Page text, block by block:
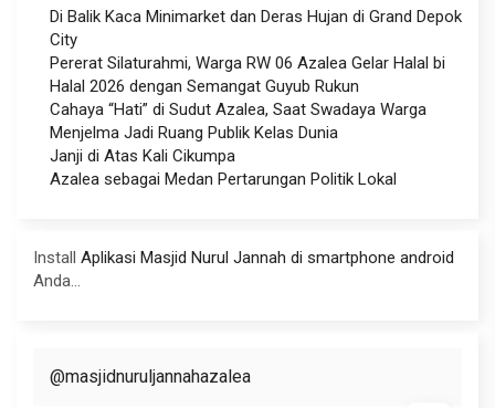
Di Balik Kaca Minimarket dan Deras Hujan di Grand Depok
City
Pererat Silaturahmi, Warga RW 06 Azalea Gelar Halal bi
Halal 2026 dengan Semangat Guyub Rukun
Cahaya “Hati” di Sudut Azalea, Saat Swadaya Warga
Menjelma Jadi Ruang Publik Kelas Dunia
Janji di Atas Kali Cikumpa
Azalea sebagai Medan Pertarungan Politik Lokal
Install Aplikasi Masjid Nurul Jannah di smartphone android
Anda...
@masjidnuruljannahazalea